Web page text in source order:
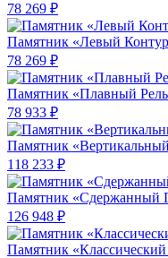
78 269 ₽
Памятник «Левый
78 269 ₽
Памятник «Плавный
78 933 ₽
Памятник
118 233 ₽
Памятник «Сдержанный
126 948 ₽
Памятник